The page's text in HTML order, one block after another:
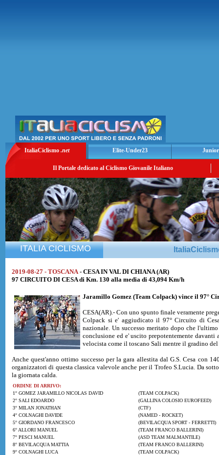
ItaliaCiclismo .net Elite-Under23
Il Portale dedicato al Ciclismo Giovanile Italiano
ITALIA CICLISMO
2019-08-27 - TOSCANA - CESA IN VAL DI CHIANA (AR)
97 CIRCUITO DI CESA di Km. 130 alla media di 43,094 Km/h
Jaramillo Gomez (Team Colpack) vince il 97°
CESA(AR).- Con uno spunto finale veramente
Colpack si e' aggiudicato il 97° Circuito di
nazionale. Un successo meritato dopo che
conclusione ed e' uscito prepotentemente
velocista come il toscano Sali mentre il gradino
Anche quest'anno ottimo successo per la gara allestita dal G.S. Cesa con
organizzatori di questa classica valevole anche per il Trofeo S.Lucia. Da
la giornata calda.
ORDINE DI ARRIVO:
1° GOMEZ JARAMILLO NICOLAS DAVID
(TEAM COLPACK)
2° SALI EDOARDO
(GALLINA COLOSIO EUROFEED)
3° MILAN JONATHAN
(CTF)
4° COLNAGHI DAVIDE
(NAMED - ROCKET)
5° GIORDANO FRANCESCO
(BEVILACQUA SPORT - FERRETTI)
6° ALLORI MANUEL
(TEAM FRANCO BALLERINI)
7° PESCI MANUEL
(ASD TEAM MALMANTILE)
8° BEVILACQUA MATTIA
(TEAM FRANCO BALLERINI)
9° COLNAGHI LUCA
(TEAM COLPACK)